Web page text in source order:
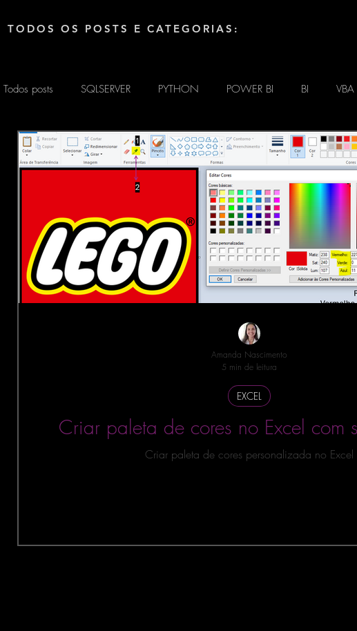
TODOS OS POSTS E CATEGORIAS:
Todos posts SQLSERVER PYTHON POWER BI BI VBA
EXCEL ARDUINO HTML TECNOLOGIA DAX
LINGUAGEM M (POWER QUERY)
POWER AUTOMATE POWER APPS SharePoint
MicroPython e Raspberry
Data Science DATASCIENCE
Criar paleta de cores no Excel com
Criar paleta de cores personalizada no Excel
EXCEL
Amanda Nascimento
5 min de leitura